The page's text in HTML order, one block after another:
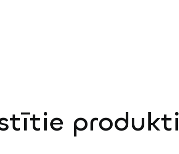
produkti